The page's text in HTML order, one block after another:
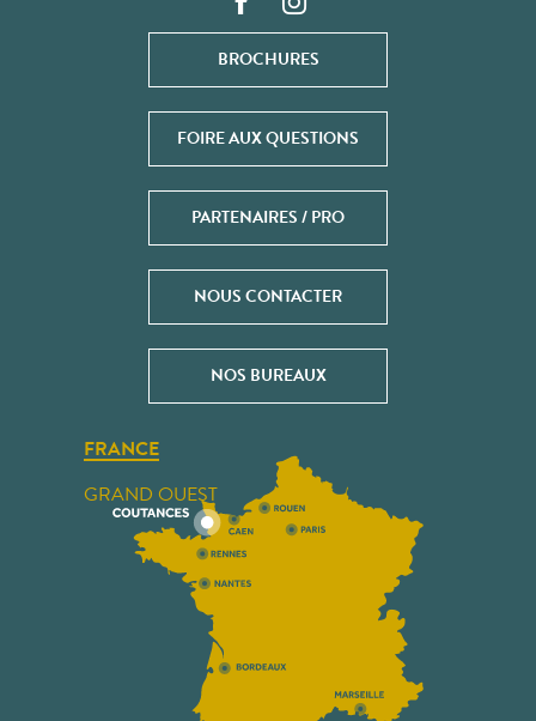
BROCHURES
FOIRE AUX QUESTIONS
PARTENAIRES / PRO
NOUS CONTACTER
NOS BUREAUX
FRANCE
GRAND OUEST